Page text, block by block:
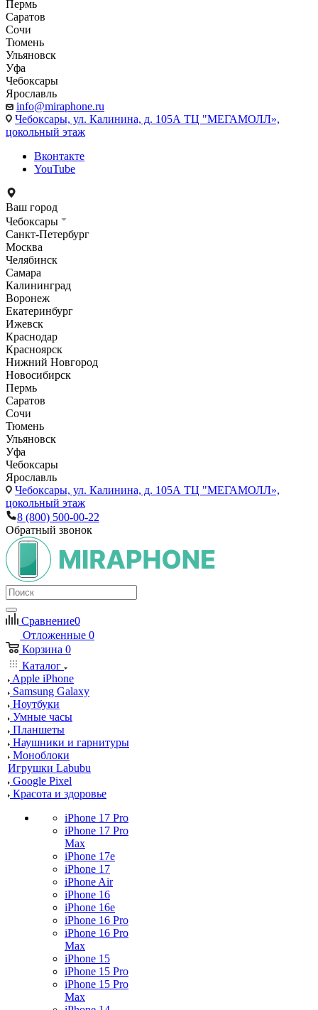
Пермь
Саратов
Сочи
Тюмень
Ульяновск
Уфа
Чебоксары
Ярославль
info@miraphone.ru
Чебоксары, ул. Калинина, д. 105А ТЦ "МЕГАМОЛЛ»,
цокольный этаж
Вконтакте
YouTube
Ваш город
Чебоксары
Санкт-Петербург
Москва
Челябинск
Самара
Калининград
Воронеж
Екатеринбург
Ижевск
Краснодар
Красноярск
Нижний Новгород
Новосибирск
Пермь
Саратов
Сочи
Тюмень
Ульяновск
Уфа
Чебоксары
Ярославль
Чебоксары, ул. Калинина, д. 105А ТЦ "МЕГАМОЛЛ»,
цокольный этаж
8 (800) 500-00-22
Обратный звонок
Сравнение0
Отложенные 0
Корзина 0
Каталог
Apple iPhone
Samsung Galaxy
Ноутбуки
Умные часы
Планшеты
Наушники и гарнитуры
Моноблоки
Игрушки Labubu
Google Pixel
Красота и здоровье
iPhone 17 Pro
iPhone 17 Pro
Max
iPhone 17e
iPhone 17
iPhone Air
iPhone 16
iPhone 16e
iPhone 16 Pro
iPhone 16 Pro
Max
iPhone 15
iPhone 15 Pro
iPhone 15 Pro
Max